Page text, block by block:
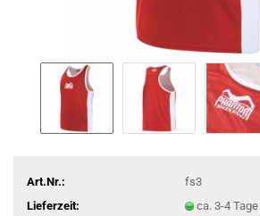
Art.Nr.:
fs3
Lieferzeit:
ca. 3-4 Tage